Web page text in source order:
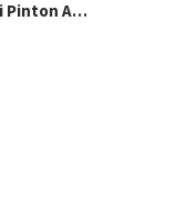
Pinton A…